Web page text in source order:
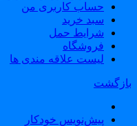
حساب کاربری من
سبد خرید
شرایط حمل
فروشگاه
لیست علاقه مندی ها
پیش‌نویس خودکار